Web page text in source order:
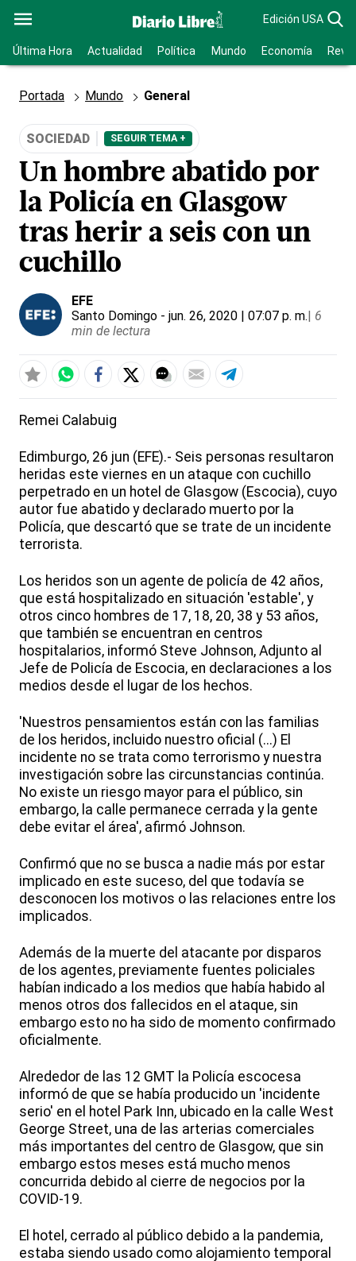
Edición USA
Última Hora Actualidad Política Mundo Economía
Portada Mundo General
SOCIEDAD SEGUIR TEMA +
Un hombre abatido por
la Policía en Glasgow
tras herir a seis con un
cuchillo
EFE
Santo Domingo - jun. 26, 2020 | 07:07 p. m.| 6
min de lectura
Remei Calabuig
Edimburgo, 26 jun (EFE).- Seis personas resultaron
heridas este viernes en un ataque con cuchillo
perpetrado en un hotel de Glasgow (Escocia), cuyo
autor fue abatido y declarado muerto por la
Policía, que descartó que se trate de un incidente
terrorista.
Los heridos son un agente de policía de 42 años,
que está hospitalizado en situación 'estable', y
otros cinco hombres de 17, 18, 20, 38 y 53 años,
que también se encuentran en centros
hospitalarios, informó Steve Johnson, Adjunto al
Jefe de Policía de Escocia, en declaraciones a los
medios desde el lugar de los hechos.
'Nuestros pensamientos están con las familias
de los heridos, incluido nuestro oficial (...) El
incidente no se trata como terrorismo y nuestra
investigación sobre las circunstancias continúa.
No existe un riesgo mayor para el público, sin
embargo, la calle permanece cerrada y la gente
debe evitar el área', afirmó Johnson.
Confirmó que no se busca a nadie más por estar
implicado en este suceso, del que todavía se
desconocen los motivos o las relaciones entre los
implicados.
Además de la muerte del atacante por disparos
de los agentes, previamente fuentes policiales
habían indicado a los medios que había habido al
menos otros dos fallecidos en el ataque, sin
embargo esto no ha sido de momento confirmado
oficialmente.
Alrededor de las 12 GMT la Policía escocesa
informó de que se había producido un 'incidente
serio' en el hotel Park Inn, ubicado en la calle West
George Street, una de las arterias comerciales
más importantes del centro de Glasgow, que sin
embargo estos meses está mucho menos
concurrida debido al cierre de negocios por la
COVID-19.
El hotel, cerrado al público debido a la pandemia,
estaba siendo usado como alojamiento temporal